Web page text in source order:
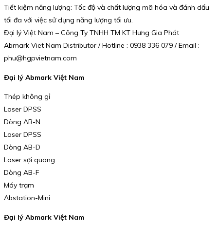
Tiết kiệm năng lượng: Tốc độ và chất lượng mã hóa và đánh dấu
tối đa với việc sử dụng năng lượng tối ưu.
Đại lý Việt Nam – Công Ty TNHH TM KT Hưng Gia Phát
Abmark Viet Nam Distributor / Hotline : 0938 336 079 / Email :
phu@hgpvietnam.com
Đại lý Abmark Việt Nam
Thép không gỉ
Laser DPSS
Dòng AB-N
Laser DPSS
Dòng AB-D
Laser sợi quang
Dòng AB-F
Máy trạm
Abstation-Mini
Đại lý Abmark Việt Nam